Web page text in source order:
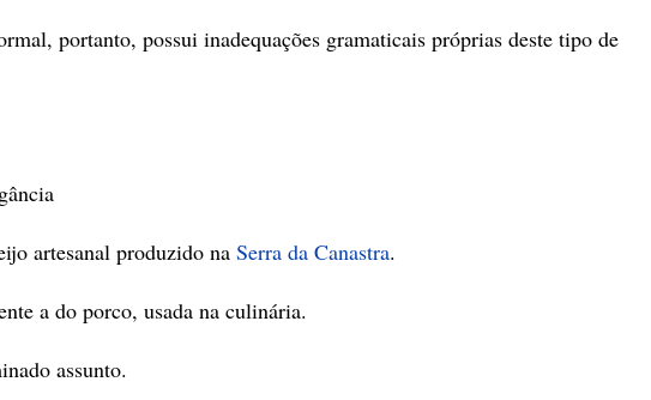
portanto, possui inadequações gramaticais próprias deste tipo de
artesanal produzido na Serra da Canastra.
a do porco, usada na culinária.
assunto.